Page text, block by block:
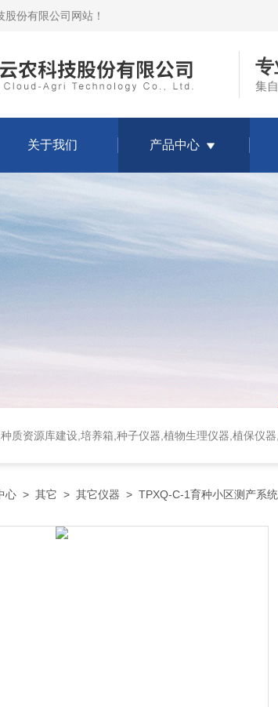
股份有限公司网站 ！
专
集
关于我们 产品中心
质资源库建设,培养箱,种子仪器,植物生理仪器,植保仪
心 > 其它 > 其它仪器 > TPXQ-C-1育种小区测产系统